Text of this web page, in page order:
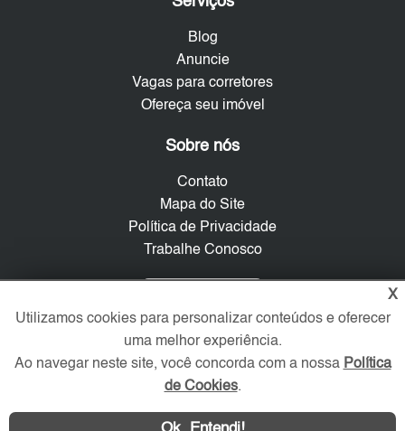
Blog
Anuncie
Vagas para corretores
Ofereça seu imóvel
Sobre nós
Contato
Mapa do Site
Política de Privacidade
Trabalhe Conosco
Redes Sociais
X
Utilizamos cookies para personalizar conteúdos e oferecer
uma melhor experiência.
Ao navegar neste site, você concorda com a nossa Política
de Cookies.